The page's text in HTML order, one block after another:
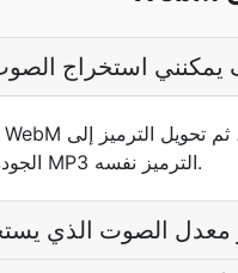
الجودة إلى ما وراء MP3 الترميز نفسه.